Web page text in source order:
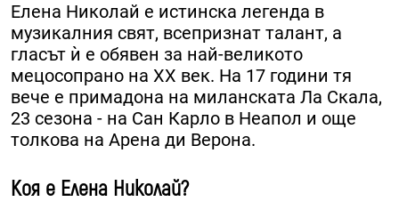
Елена Николай е истинска легенда в
музикалния свят, всепризнат талант, а
гласът ѝ е обявен за най-великото
мецосопрано на XX век. На 17 години тя
вече е примадона на миланската Ла Скала,
23 сезона - на Сан Карло в Неапол и още
толкова на Арена ди Верона.
Коя е Елена Николай?